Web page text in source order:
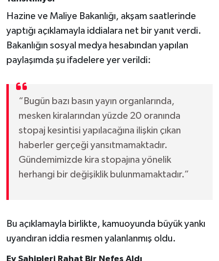
Hazine ve Maliye Bakanlığı, akşam saatlerinde
yaptığı açıklamayla iddialara net bir yanıt verdi.
Bakanlığın sosyal medya hesabından yapılan
paylaşımda şu ifadelere yer verildi:
“Bugün bazı basın yayın organlarında,
mesken kiralarından yüzde 20 oranında
stopaj kesintisi yapılacağına ilişkin çıkan
haberler gerçeği yansıtmamaktadır.
Gündemimizde kira stopajına yönelik
herhangi bir değişiklik bulunmamaktadır.”
Bu açıklamayla birlikte, kamuoyunda büyük yankı
uyandıran iddia resmen yalanlanmış oldu.
Ev Sahipleri Rahat Bir Nefes Aldı